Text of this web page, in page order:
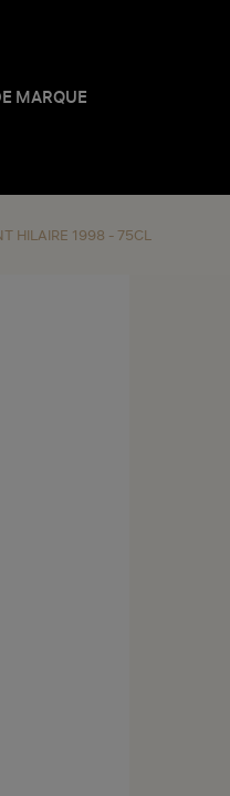
MARQUE
HILAIRE 1998 - 75CL